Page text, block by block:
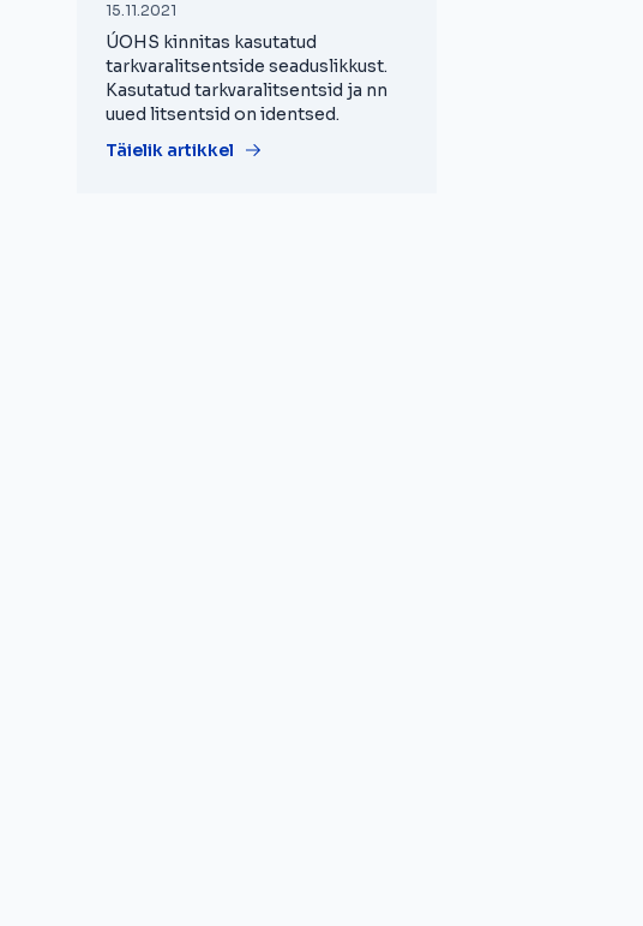
15.11.2021
ÚOHS kinnitas kasutatud
tarkvaralitsentside seaduslikkust.
Kasutatud tarkvaralitsentsid ja nn
uued litsentsid on identsed.
Täielik artikkel